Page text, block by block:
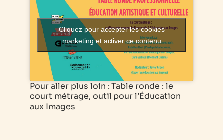
Cliquez pour accepter les cookies
marketing et activer ce contenu
Pour aller plus loin : Table ronde : le
court métrage, outil pour l’Éducation
aux Images